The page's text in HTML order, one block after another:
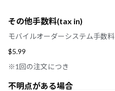
その他手数料(tax in)
モバイルオーダーシステム手数料
$‌5.99
※1回の注文につき
不明点がある場合